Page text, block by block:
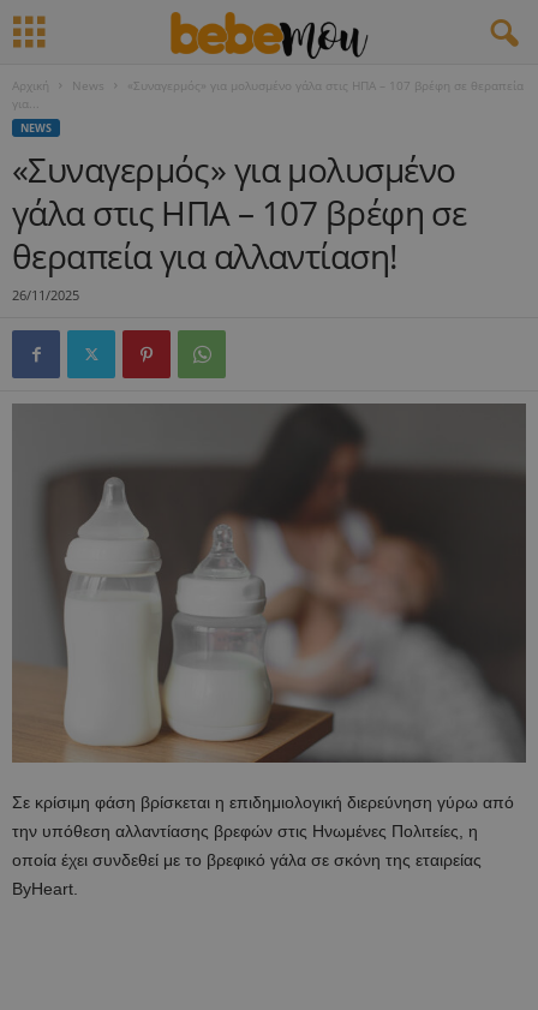
Αρχική News
«Συναγερμός» για μολυσμένο γάλα στις ΗΠΑ – 107 βρέφη σε θεραπεία
για...
NEWS
«Συναγερμός» για μολυσμένο
γάλα στις ΗΠΑ – 107 βρέφη σε
θεραπεία για αλλαντίαση!
26/11/2025
Σε κρίσιμη φάση βρίσκεται η επιδημιολογική διερεύνηση γύρω από
την υπόθεση αλλαντίασης βρεφών στις Ηνωμένες Πολιτείες, η
οποία έχει συνδεθεί με το βρεφικό γάλα σε σκόνη της εταιρείας
ByHeart.